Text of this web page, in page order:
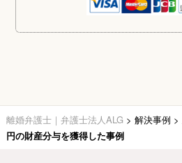
離婚弁護士｜弁護士法人ALG > 解決事例 >
円の財産分与を獲得した事例